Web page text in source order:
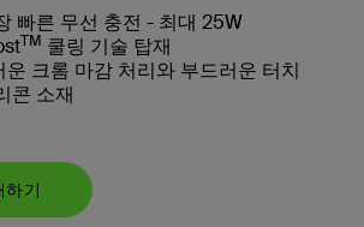
빠른 무선 충전 - 최대 25W
TM 쿨링 기술 탑재
운 크롬 마감 처리와 부드러운 터치
콘 소재
하기